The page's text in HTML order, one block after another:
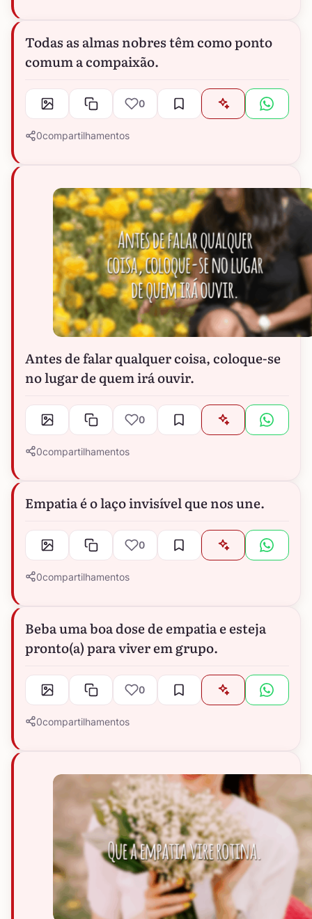
Todas as almas nobres têm como ponto
comum a compaixão.
0
0compartilhamentos
Antes de falar qualquer coisa, coloque-se
no lugar de quem irá ouvir.
0
0compartilhamentos
Empatia é o laço invisível que nos une.
0
0compartilhamentos
Beba uma boa dose de empatia e esteja
pronto(a) para viver em grupo.
0
0compartilhamentos